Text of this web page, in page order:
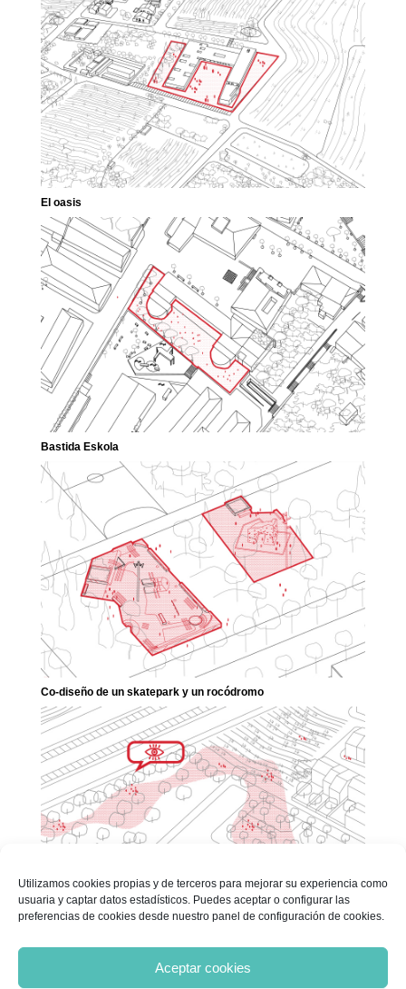
Utilizamos cookies propias y de terceros para mejorar su experiencia como
usuaria y captar datos estadísticos. Puedes aceptar o configurar las
preferencias de cookies desde nuestro panel de configuración de cookies.
Aceptar cookies
El oasis
Bastida Eskola
Co-diseño de un skatepark y un rocódromo
« Entradas más antiguas